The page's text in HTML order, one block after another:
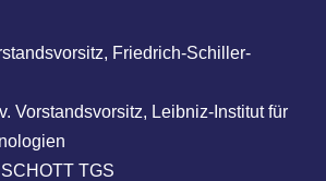
Friedrich-Schiller-
Vorstandsvorsitz, Leibniz-Institut für
TGS